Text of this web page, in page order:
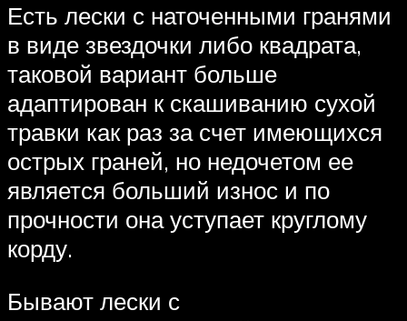
Есть лески с наточенными гранями
в виде звездочки либо квадрата,
таковой вариант больше
адаптирован к скашиванию сухой
травки как раз за счет имеющихся
острых граней, но недочетом ее
является больший износ и по
прочности она уступает круглому
корду.
Бывают лески с